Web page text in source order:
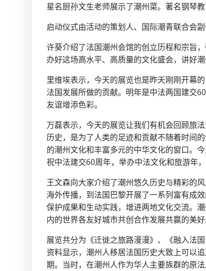
星名厨孙文生老师展示了潮州菜。著名钢琴
启动仪式由活动的策划人、国际潮青联合会
许葵介绍了法国潮州会馆的创立历程和宗旨
办好这场高水平、高质量的文化盛会，讲好
里维埃表示，今天的展览也是昨天刚刚开幕
法国发展所做的贡献。明年是中法两国建交
友谊增添色彩。
万磊表示，今天的展览让我们有机会回顾旅
历史，是为了人类的足迹和贡献不随着时间
的潮州文化和丰富多元的中华文化的窗口。
祝中法建交60周年，举办中法文化和旅游年
王文森向大家介绍了潮州悠久历史与精彩的
海外传播，到法国巴黎开展了一系列富有成
保护成果和生动实践，增进两地文化交流。
内的世界各友好城市共创合作发展共赢的美
展览共分为《迁徙之旅路漫漫》、《融入法
资料显示，潮州人移居法国历史大致上可以
期。当时，在潮州人作为华人主要族群的原